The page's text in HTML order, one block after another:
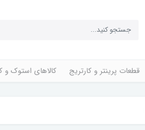
قطعات پرینتر و کارتریج کالاهای استوک و